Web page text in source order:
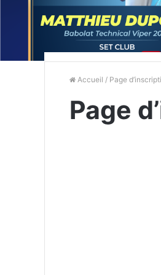
Accueil / Page
Page